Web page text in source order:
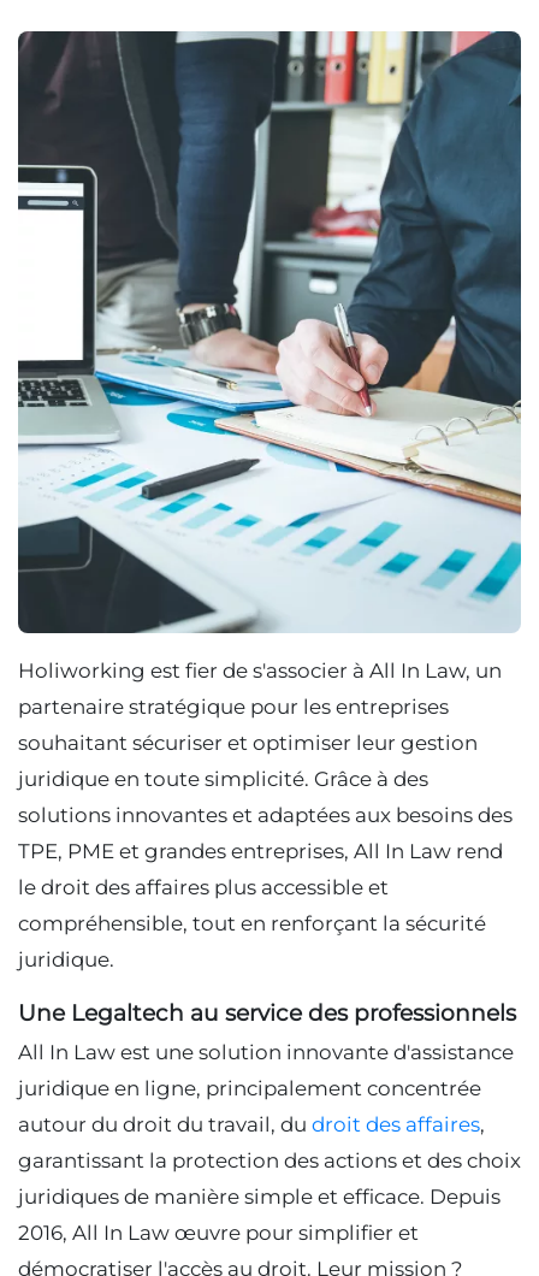
Holiworking est fier de s'associer à All In Law, un
partenaire stratégique pour les entreprises
souhaitant sécuriser et optimiser leur gestion
juridique en toute simplicité. Grâce à des
solutions innovantes et adaptées aux besoins des
TPE, PME et grandes entreprises, All In Law rend
le droit des affaires plus accessible et
compréhensible, tout en renforçant la sécurité
juridique.
Une Legaltech au service des professionnels
All In Law est une solution innovante d'assistance
juridique en ligne, principalement concentrée
autour du droit du travail, du droit des affaires,
garantissant la protection des actions et des choix
juridiques de manière simple et efficace. Depuis
2016, All In Law œuvre pour simplifier et
démocratiser l'accès au droit. Leur mission ?